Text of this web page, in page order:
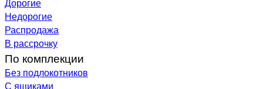
Недорогие
Распродажа
В рассрочку
По комплекции
Без подлокотников
С ящиками